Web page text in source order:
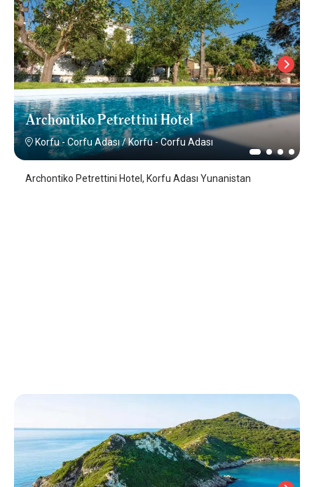
Archontiko Petrettini Hotel
Korfu - Corfu Adası/Korfu - Corfu Adası
Archontiko Petrettini Hotel, Korfu Adası Yunanistan